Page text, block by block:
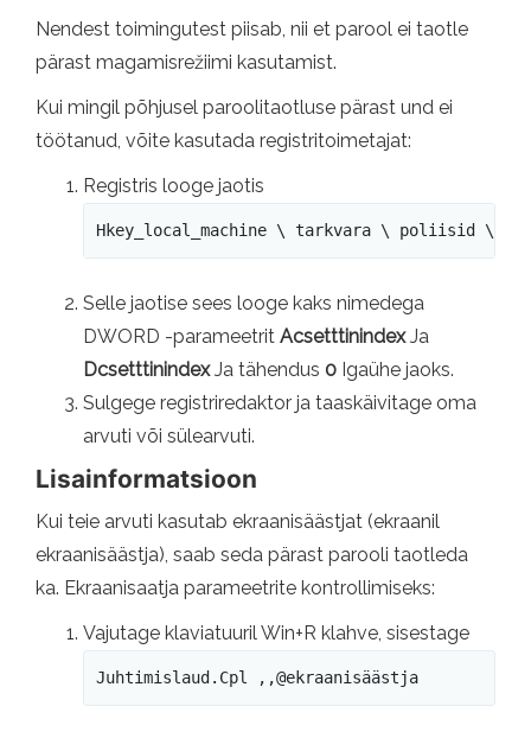
Nendest toimingutest piisab, nii et parool ei taotle
pärast magamisrežiimi kasutamist.
Kui mingil põhjusel paroolitaotluse pärast und ei
töötanud, võite kasutada registritoimetajat:
Registris looge jaotis
Hkey_local_machine \ tarkvara \ poliisid \
Selle jaotise sees looge kaks nimedega
DWORD -parameetrit AcsetttinindexJa
DcsetttinindexJa tähendus 0 Igaühe jaoks.
Sulgege registriredaktor ja taaskäivitage oma
arvuti või sülearvuti.
Lisainformatsioon
Kui teie arvuti kasutab ekraanisäästjat (ekraanil
ekraanisäästja), saab seda pärast parooli taotleda
ka. Ekraanisaatja parameetrite kontrollimiseks:
Vajutage klaviatuuril Win+R klahve, sisestage
Juhtimislaud.Cpl ,,@ekraanisäästja